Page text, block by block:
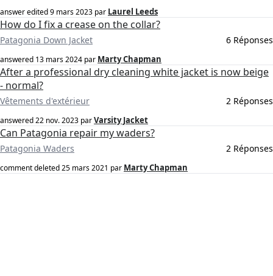
answer edited9 mars 2023 par Laurel Leeds
How do I fix a crease on the collar?
Patagonia Down Jacket 6 Réponses
answered 13 mars 2024 par Marty Chapman
After a professional dry cleaning white jacket is now beige
- normal?
Vêtements d'extérieur 2 Réponses
answered22 nov. 2023 parVarsity Jacket
Can Patagonia repair my waders?
Patagonia Waders 2 Réponses
comment deleted25 mars 2021 par Marty Chapman